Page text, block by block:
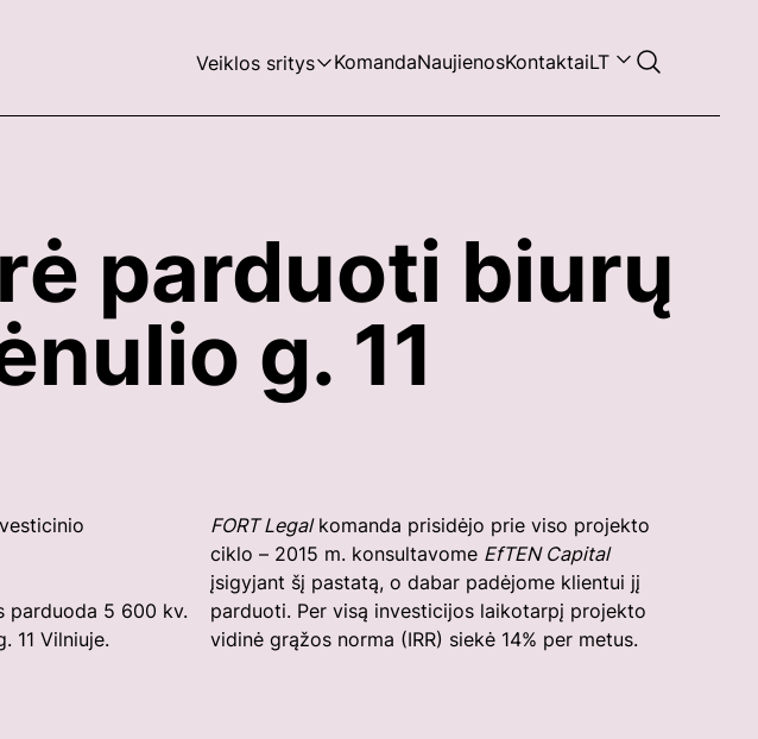
Veiklos sritys KomandaNaujienosKontaktaiLT
parduoti biurų
g. 11
parduoda 5 600 kv.
11 Vilniuje.
FORT Legalkomanda prisidėjo prie viso projekto
ciklo – 2015 m. konsultavome EfTEN Capital
įsigyjant šį pastatą, o dabar padėjome klientui jį
parduoti. Per visą investicijos laikotarpį projekto
vidinė grąžos norma (IRR) siekė 14% per metus.